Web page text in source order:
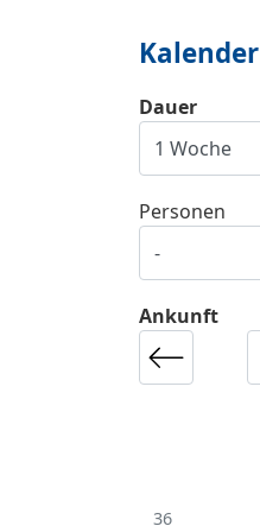
Kalender
Ankunft
36
Dauer
Personen